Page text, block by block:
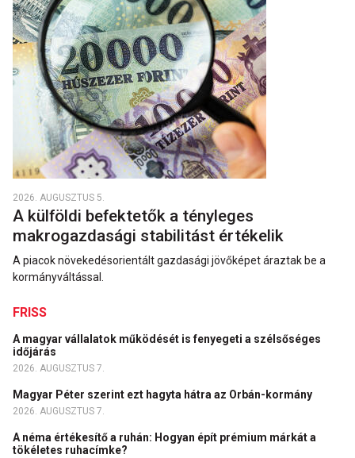
2026. AUGUSZTUS 5.
A külföldi befektetők a tényleges
makrogazdasági stabilitást értékelik
A piacok növekedésorientált gazdasági jövőképet áraztak be a
kormányváltással.
FRISS
A magyar vállalatok működését is fenyegeti a szélsőséges
időjárás
2026. AUGUSZTUS 7.
Magyar Péter szerint ezt hagyta hátra az Orbán-kormány
2026. AUGUSZTUS 7.
A néma értékesítő a ruhán: Hogyan épít prémium márkát a
tökéletes ruhacímke?